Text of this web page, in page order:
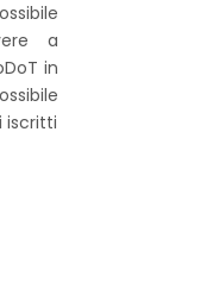
a
in
iscritti